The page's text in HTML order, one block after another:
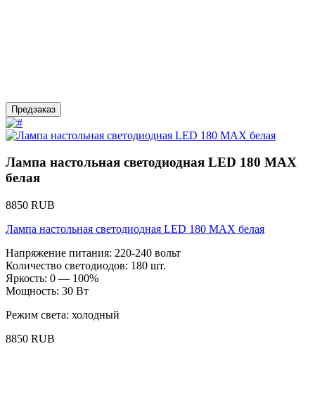
Предзаказ
Лампа настольная светодиодная LED 180 MAX
белая
8850 RUB
Лампа настольная светодиодная LED 180 MAX белая
Напряжение питания: 220-240 вольт
Количество светодиодов: 180 шт.
Яркость: 0 — 100%
Мощность: 30 Вт
Режим света: холодный
8850 RUB